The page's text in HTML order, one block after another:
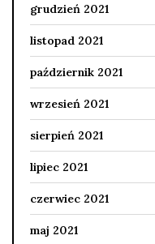
grudzień 2021
listopad 2021
październik 2021
wrzesień 2021
sierpień 2021
lipiec 2021
czerwiec 2021
maj 2021